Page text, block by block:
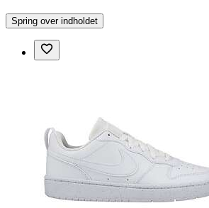
Spring over indholdet